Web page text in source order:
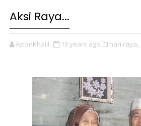
Aksi Raya...
AzianKhalil 13 years ago hari raya,